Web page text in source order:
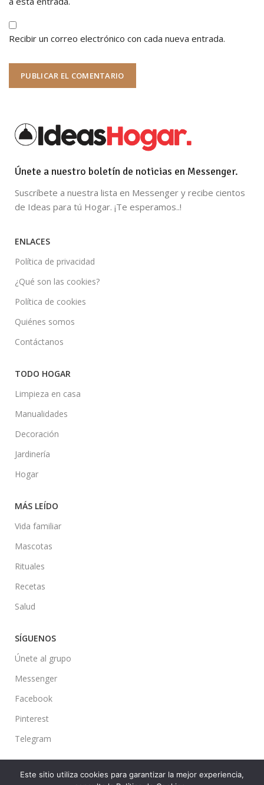
Recibir un correo electrónico con cada nueva entrada.
Únete a nuestro boletín de noticias en Messenger.
Suscríbete a nuestra lista en Messenger y recibe cientos
de Ideas para tú Hogar. ¡Te esperamos..!
ENLACES
Política de privacidad
¿Qué son las cookies?
Política de cookies
Quiénes somos
Contáctanos
TODO HOGAR
Limpieza en casa
Manualidades
Decoración
Jardinería
Hogar
MÁS LEÍDO
Vida familiar
Mascotas
Rituales
Recetas
Salud
SÍGUENOS
Únete al grupo
Messenger
Facebook
Pinterest
Telegram
Este sitio utiliza cookies para garantizar la mejor experiencia,